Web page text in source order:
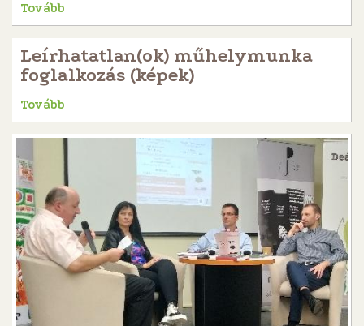
Tovább
Leírhatatlan(ok) műhelymunka
foglalkozás (képek)
Tovább